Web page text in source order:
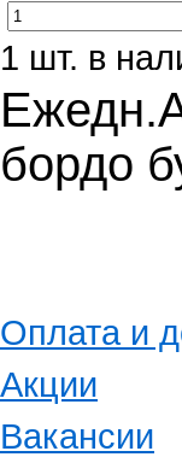
1 шт. в
бордо
Оплата и
Акции
Вакансии